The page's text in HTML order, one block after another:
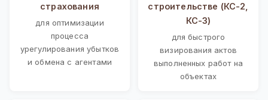
страхования
для оптимизации
процесса
урегулирования убытков
и обмена с агентами
строительстве (КС-2,
КС-3)
для быстрого
визирования актов
выполненных работ на
объектах